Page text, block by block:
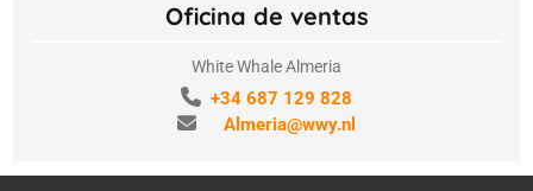
Oficina de ventas
White Whale Almeria
+34 687 129 828
Almeria@wwy.nl